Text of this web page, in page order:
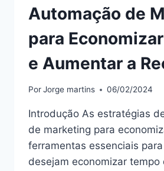
Automação de
para
e Aumentar a
PorJorge martins 06/02/2024
Introdução As estratégias
de marketing para
ferramentas essenciais
desejam economizar tempo